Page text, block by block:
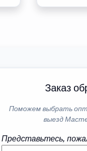
Заказ
Поможем выбрать
выезд
Представьтесь,